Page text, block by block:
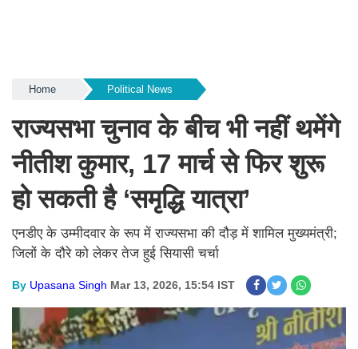
Home Political News
राज्यसभा चुनाव के बीच भी नहीं थमेंगे
नीतीश कुमार, 17 मार्च से फिर शुरू
हो सकती है ‘समृद्धि यात्रा’
एनडीए के उम्मीदवार के रूप में राज्यसभा की दौड़ में शामिल मुख्यमंत्री;
जिलों के दौरे को लेकर तेज हुई सियासी चर्चा
By Upasana Singh Mar 13, 2026, 15:54 IST